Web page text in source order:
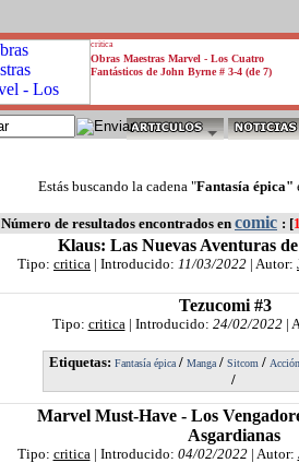
critica
Obras Maestras Marvel - Los Cuatro
Fantásticos de John Byrne # 3-4 (de 7)
Estás buscando la cadena "Fantasía épica"
Número de resultados encontrados en comic : [
Klaus: Las Nuevas Aventuras
Tipo: critica | Introducido: 11/03/2022 | Autor:
Tezucomi #3
Tipo: critica| Introducido: 24/02/2022|
Etiquetas: Fantasía épica/ Manga/ Sitcom/ Acción
/
Marvel Must-Have - Los
Asgardianas
Tipo: critica| Introducido: 04/02/2022| Autor: